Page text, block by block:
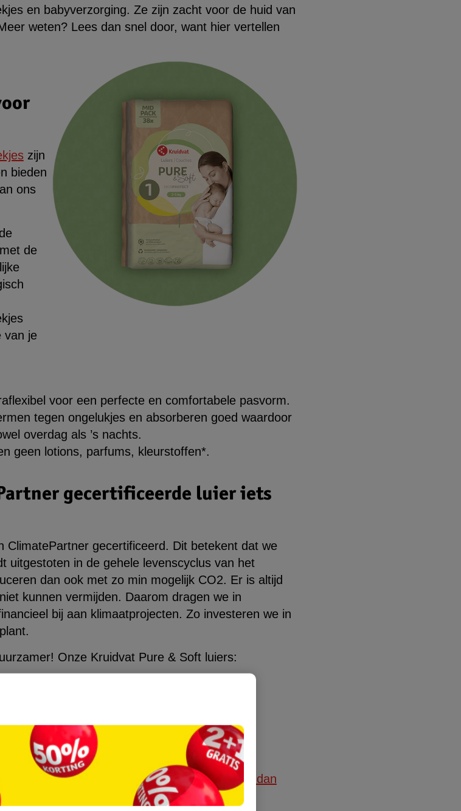
en babyverzorging. Ze zijn zacht voor de huid van
weten? Lees dan snel door, want hier vertellen
zijn
bieden
ons
de
van je
voor een perfecte en comfortabele pasvorm.
tegen ongelukjes en absorberen goed waardoor
overdag als ’s nachts.
geen lotions, parfums, kleurstoffen*.
gecertificeerde luier iets
ClimatePartner gecertificeerd. Dit betekent dat we
uitgestoten in de gehele levenscyclus van het
dan ook met zo min mogelijk CO2. Er is altijd
kunnen vermijden. Daarom dragen we in
bij aan klimaatprojecten. Zo investeren we in
Onze Kruidvat Pure & Soft luiers:
hernieuwbare elektriciteit
FSC-gecertificeerde cellulose
papier (cellulose vezels), waardoor de
met ongeveer 37% verminderd is
gecertificeerd
gecertificeerde luier precies is?Ga dan
luier, wat is dat?